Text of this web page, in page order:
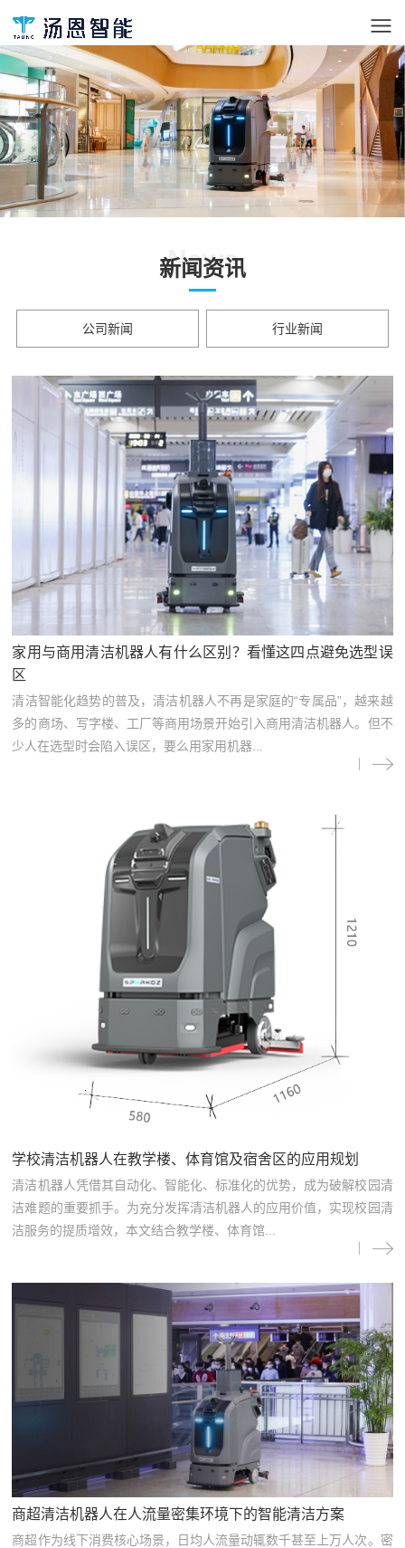
News
新闻资讯
公司新闻 行业新闻
家用与商用清洁机器人有什么区别？看懂这四点避免选型误
区
清洁智能化趋势的普及，清洁机器人不再是家庭的“专属品”，越来越
多的商场、写字楼、工厂等商用场景开始引入商用清洁机器人。但不
少人在选型时会陷入误区，要么用家用机器...
学校清洁机器人在教学楼、体育馆及宿舍区的应用规划
清洁机器人凭借其自动化、智能化、标准化的优势，成为破解校园清
洁难题的重要抓手。为充分发挥清洁机器人的应用价值，实现校园清
洁服务的提质增效，本文结合教学楼、体育馆...
商超清洁机器人在人流量密集环境下的智能清洁方案
商超作为线下消费核心场景，日均人流量动辄数千甚至上万人次。密